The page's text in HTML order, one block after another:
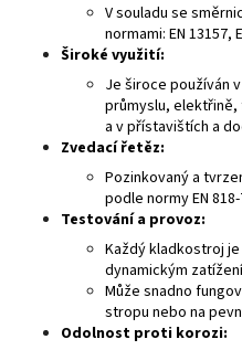
V souladu se
normami: EN 13157,
Široké využití:
Je široce používán
průmyslu,
a v přístavištích a
Zvedací řetěz:
Pozinkovaný a
podle normy EN 818-
Testování a provoz:
Každý kladkostroj
dynamickým
Může snadno
stropu nebo na
Odolnost proti korozi: